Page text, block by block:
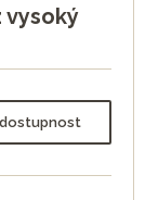
vysoký